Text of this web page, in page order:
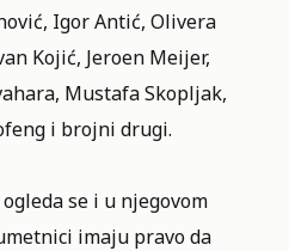
Igor Antić, Olivera
Kojić, Jeroen Meijer,
Mustafa Skopljak,
i brojni drugi.
se i u njegovom
imaju pravo da